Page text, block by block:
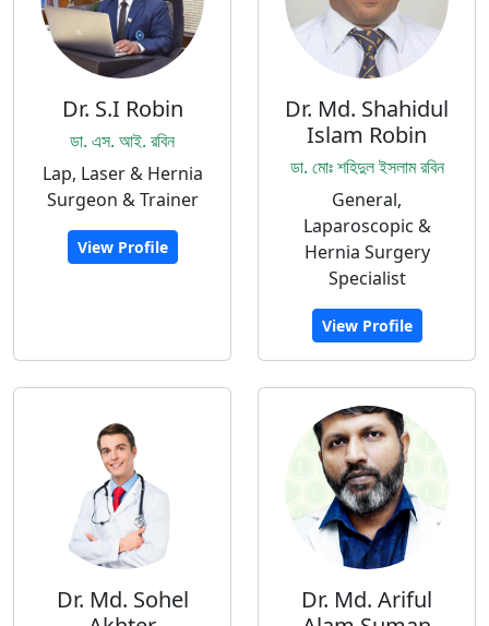
Dr. S.I Robin
ডা. এস. আই. রবিন
Lap, Laser & Hernia
Surgeon & Trainer
View Profile
Dr. Md. Shahidul
Islam Robin
ডা. মোঃ শহিদুল ইসলাম রবিন
General,
Laparoscopic &
Hernia Surgery
Specialist
View Profile
Dr. Md. Sohel
Dr. Md. Ariful